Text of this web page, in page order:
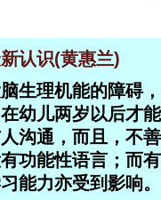
认识(黄惠兰)
生理机能的障碍
幼儿两岁以后才
沟通，而且，不
功能性语言；而
能力亦受到影响。